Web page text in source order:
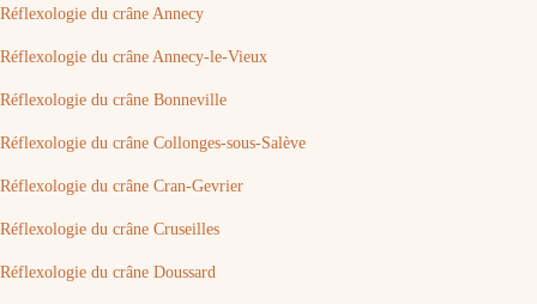
Réflexologie du crâne Annecy
Réflexologie du crâne Annecy-le-Vieux
Réflexologie du crâne Bonneville
Réflexologie du crâne Collonges-sous-Salève
Réflexologie du crâne Cran-Gevrier
Réflexologie du crâne Cruseilles
Réflexologie du crâne Doussard